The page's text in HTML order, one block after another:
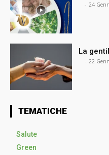
- 24
La
- 22
TEMATICHE
Salute
Green